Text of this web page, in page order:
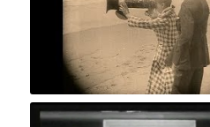
Mystère des poissons volants